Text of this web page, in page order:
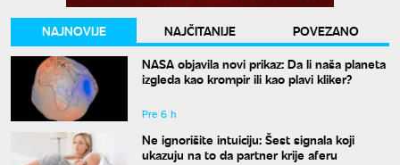
NAJNOVIJE NAJČITANIJE
POVEZANO
NASA objavila novi prikaz: Da li naša planeta
izgleda kao krompir ili kao plavi kliker?
Pre 6 h
Ne ignorišite intuiciju: Šest signala koji
ukazuju na to da partner krije aferu